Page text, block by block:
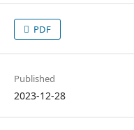
PDF
Published
2023-12-28